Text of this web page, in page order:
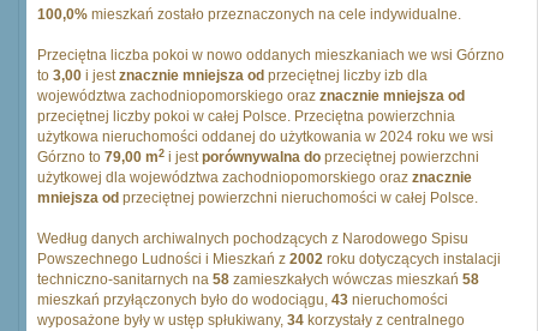
100,0% mieszkań zostało przeznaczonych na cele indywidualne.
Przeciętna liczba pokoi w nowo oddanych mieszkaniach we wsi Górzno
to 3,00 i jestznacznie mniejsza od przeciętnej liczby izb dla
województwa zachodniopomorskiego oraz znacznie mniejsza od
przeciętnej liczby pokoi w całej Polsce. Przeciętna powierzchnia
użytkowa nieruchomości oddanej do użytkowania w 2024 roku we wsi
Górzno to 79,00 m2 i jestporównywalna do przeciętnej powierzchni
użytkowej dla województwa zachodniopomorskiego oraz znacznie
mniejsza od przeciętnej powierzchni nieruchomości w całej Polsce.
Według danych archiwalnych pochodzących z Narodowego Spisu
Powszechnego Ludności i Mieszkań z 2002 roku dotyczących instalacji
techniczno-sanitarnych na 58 zamieszkałych wówczas mieszkań 58
mieszkań przyłączonych było do wodociągu, 43 nieruchomości
wyposażone były w ustęp spłukiwany, 34 korzystały z centralnego